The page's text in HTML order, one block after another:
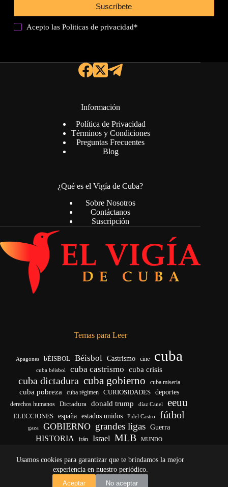
Usamos cookies para garantizar que te brindamos la mejor
experiencia en nuestro periódico.
Aceptar
No aceptar
Suscríbete
Acepto lasPoliticas de privacidad*
Información
Política de Privacidad
Términos y Condiciones
Preguntas Frecuentes
Blog
¿Qué es el Vigía de Cuba?
Sobre Nosotros
Contáctanos
Suscripción
Temas para Leer
Apagones bÉISBOL Béisbol Castrismo cine cuba
cuba béisbol cuba castrismo cuba crisis
cuba dictadura cuba gobierno cuba miseria
cuba pobreza cuba régimen CURIOSIDADES deportes
derechos humanos Dictadura donald trump díaz Canel eeuu
ELECCIONES españa estados unidos Fidel Castro fútbol
gaza GOBIERNO grandes ligas Guerra
HISTORIA irán Israel MLB MUNDO
Rusia
régimen cubano Trump Ucrania venezuela vida yankees
Copyright © 2026 - El Vigía de Cuba